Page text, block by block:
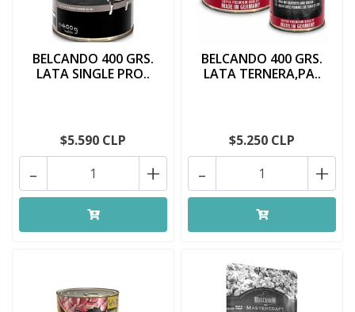
BELCANDO 400 GRS.
LATA SINGLE PRO..
$5.590 CLP
+
-
BELCANDO 400 GRS.
LATA TERNERA,PA..
$5.250 CLP
+
-